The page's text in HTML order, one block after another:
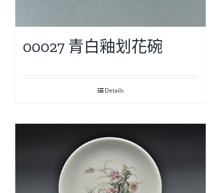
00027 青白釉划花碗
Details